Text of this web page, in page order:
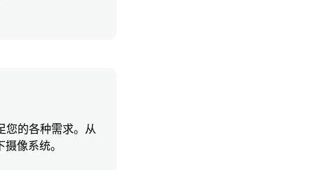
您的各种需求。从
像系统。